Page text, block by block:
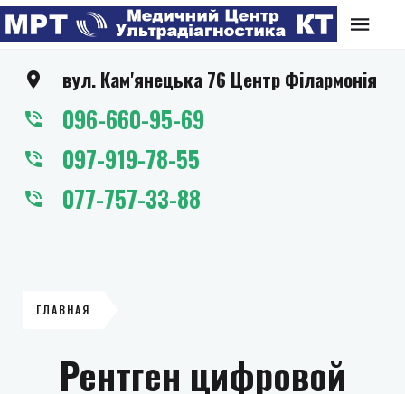
вул. Кам'янецька 76 Центр Філармонія
096-660-95-69
097-919-78-55
077-757-33-88
ГЛАВНАЯ
Рентген цифровой